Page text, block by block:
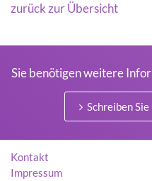
zurück zur Übersicht
Sie benötigen weitere
Schreiben
Kontakt
Impressum